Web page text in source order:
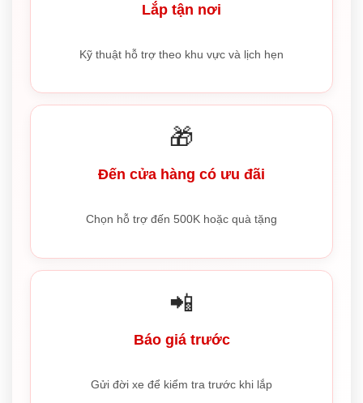
Lắp tận nơi
Kỹ thuật hỗ trợ theo khu vực và lịch hẹn
🎁
Đến cửa hàng có ưu đãi
Chọn hỗ trợ đến 500K hoặc quà tặng
📲
Báo giá trước
Gửi đời xe để kiểm tra trước khi lắp